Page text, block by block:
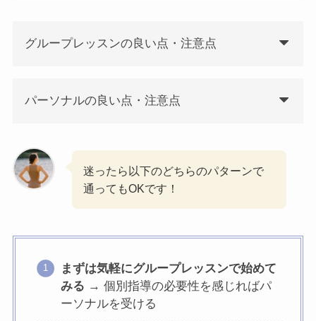
グループレッスンの良い点・注意点
パーソナルの良い点・注意点
迷ったら以下のどちらのパターンで
通ってもOKです！
まずは気軽にグループレッスンで始めて
みる → 個別指導の必要性を感じればパ
ーソナルを受ける